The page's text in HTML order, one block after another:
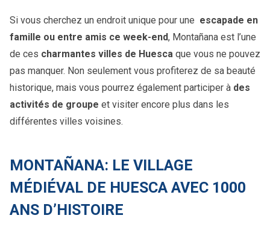
Si vous cherchez un endroit unique pour une escapade en
famille ou entre amis ce week-end, Montañana est l’une
de ces charmantes villes de Huesca que vous ne pouvez
pas manquer. Non seulement vous profiterez de sa beauté
historique, mais vous pourrez également participer à des
activités de groupe et visiter encore plus dans les
différentes villes voisines.
MONTAÑANA: LE VILLAGE
MÉDIÉVAL DE HUESCA AVEC 1000
ANS D’HISTOIRE